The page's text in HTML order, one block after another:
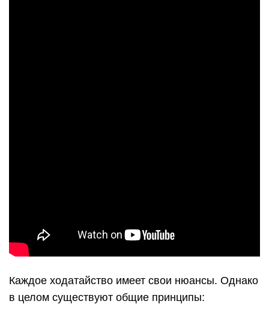
Каждое ходатайство имеет свои нюансы. Однако
в целом существуют общие принципы: